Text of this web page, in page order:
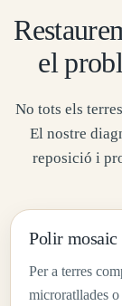
el
No tots els
El nostre
reposició i
Polir mosaic
Per a terres
microratllades